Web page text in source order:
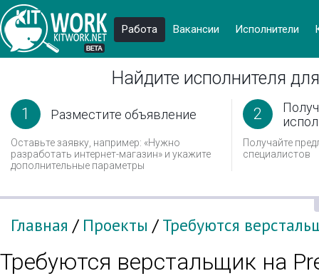
Работа Вакансии Иcполнители
Найдите исполнителя
1 Разместите объявление
Оставьте заявку, например: «Нужно
разработать интернет-магазин» и укажите
дополнительные параметры
2
Получайте
специалистов
Главная / Проекты /Требуются
Требуются верстальщик на